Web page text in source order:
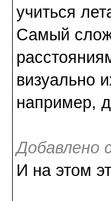
учиться
Самый
визуально
например,
Добавлено
И на этом